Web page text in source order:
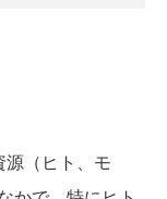
（ヒト、モ